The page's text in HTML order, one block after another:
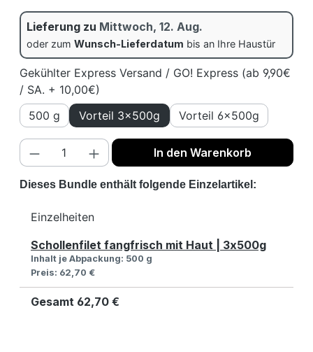
Lieferung zu Mittwoch, 12. Aug.
oder zum Wunsch-Lieferdatum bis an Ihre Haustür
Gekühlter Express Versand / GO! Express (ab 9,90€
/ SA. + 10,00€)
500 g
Vorteil 3x500g Vorteil 6x500g
Produkt Anzahl: Gib den gewünschten
In den Warenkorb
Dieses Bundle enthält folgende Einzelartikel:
Einzelheiten
Schollenfilet fangfrisch mit Haut | 3x500g
Inhalt je Abpackung: 500 g
Preis: 62,70 €
Gesamt 62,70 €